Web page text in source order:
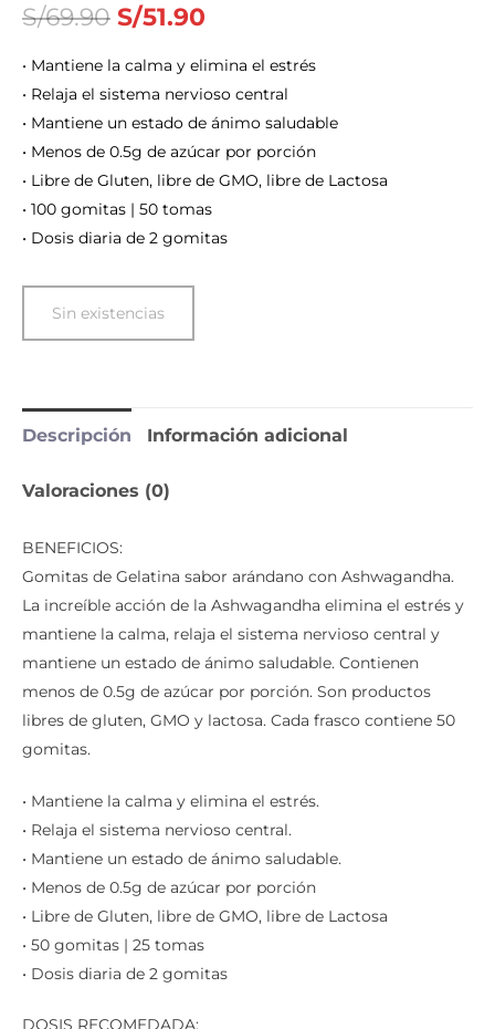
S/69.90 S/51.90
• Mantiene la calma y elimina el estrés
• Relaja el sistema nervioso central
• Mantiene un estado de ánimo saludable
• Menos de 0.5g de azúcar por porción
• Libre de Gluten, libre de GMO, libre de Lactosa
• 100 gomitas | 50 tomas
• Dosis diaria de 2 gomitas
Sin existencias
Descripción Información adicional
Valoraciones (0)
BENEFICIOS:
Gomitas de Gelatina sabor arándano con Ashwagandha.
La increíble acción de la Ashwagandha elimina el estrés y
mantiene la calma, relaja el sistema nervioso central y
mantiene un estado de ánimo saludable. Contienen
menos de 0.5g de azúcar por porción. Son productos
libres de gluten, GMO y lactosa. Cada frasco contiene 50
gomitas.
• Mantiene la calma y elimina el estrés.
• Relaja el sistema nervioso central.
• Mantiene un estado de ánimo saludable.
• Menos de 0.5g de azúcar por porción
• Libre de Gluten, libre de GMO, libre de Lactosa
• 50 gomitas | 25 tomas
• Dosis diaria de 2 gomitas
DOSIS RECOMEDADA: